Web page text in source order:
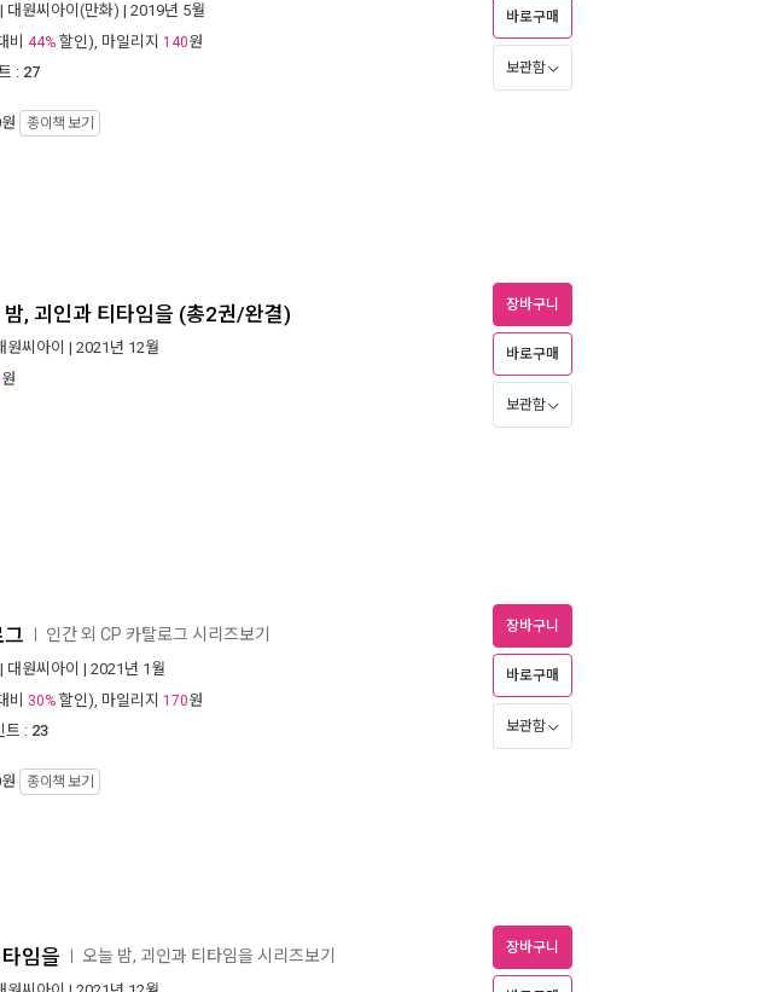
대원씨아이(만화) | 2019년 5월
비 44% 할인), 마일리지 140원
: 27
원 종이책 보기
바로구매
보관함
밤, 괴인과 티타임을 (총2권/완결)
원씨아이 | 2021년 12월
원
장바구니
바로구매
보관함
인간 외 CP 카탈로그 시리즈보기
대원씨아이 | 2021년 1월
비 30% 할인), 마일리지 170원
트 : 23
원 종이책 보기
장바구니
바로구매
보관함
임을 오늘 밤, 괴인과 티타임을 시리즈보기 장바구니